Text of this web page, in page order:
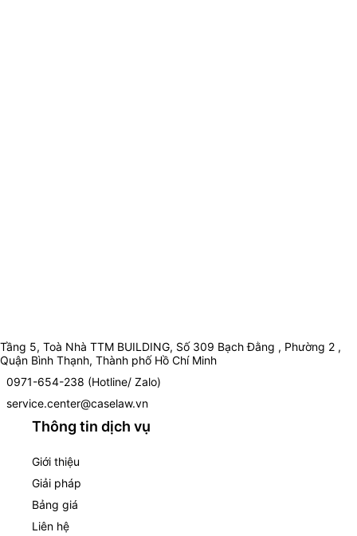
Tầng 5, Toà Nhà TTM BUILDING, Số 309 Bạch Đằng , Phường 2 ,
Quận Bình Thạnh, Thành phố Hồ Chí Minh
0971-654-238 (Hotline/ Zalo)
service.center@caselaw.vn
Thông tin dịch vụ
Giới thiệu
Giải pháp
Bảng giá
Liên hệ